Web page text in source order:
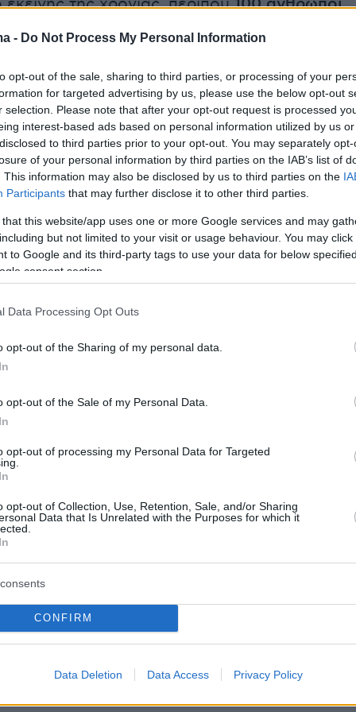
- Do Not Process My Personal Information
opt-out of the sale, sharing to third parties, or processing of your
for targeted advertising by us, please use the below opt-out
selection. Please note that after your opt-out request is processed
interest-based ads based on personal information utilized by us
to third parties prior to your opt-out. You may separately
of your personal information by third parties on the IAB’s list of
This information may also be disclosed by us to third parties on the
Participants that may further disclose it to other third parties.
that this website/app uses one or more Google services and may
but not limited to your visit or usage behaviour. You may
to Google and its third-party tags to use your data for below
consent section.
Data Processing Opt Outs
opt-out of the Sharing of my personal data.
opt-out of the Sale of my Personal Data.
opt-out of processing my Personal Data for Targeted
opt-out of Collection, Use, Retention, Sale, and/or Sharing
Data that Is Unrelated with the Purposes for which it
CONFIRM
Data Deletion Data Access Privacy Policy
της χρονιάς, περίπου100 άνθρωποι
Η συγκέντρωση εξελίχθηκε σε
γεγονός, οδηγώντας τελικά σε34
κρούσματα και11 θανάτους.
όταν τέθηκαν σε εφαρμογή αυστηρά
και απομόνωσης.
ΗΠΑ (CDC),δρ Τζέι Μπατατσάρια, δήλωσε
οι αμερικανικές υγειονομικές αρχές
πρωτόκολλα που είχαν εφαρμοστεί σε
νέα έξαρση που συνδέεται με το
και η 33χρονη που έχασε τον
αδελφές της
στην ιατρική επιθεώρηση
του ιού στη διάρκεια του πάρτι μετέδωσε
ανθρώπους που κάθονταν κοντά του,
αλυσιδωτή εξάπλωση.
Βάγιεέχασε τον πατέρα και τις δύο
επιδημία. «Ο άνθρωπος που είχε τον ιό
στο ίδιο τραπέζι με τον πατέρα μου. Και σε
μολύνθηκαν αρκετοί άνθρωποι και